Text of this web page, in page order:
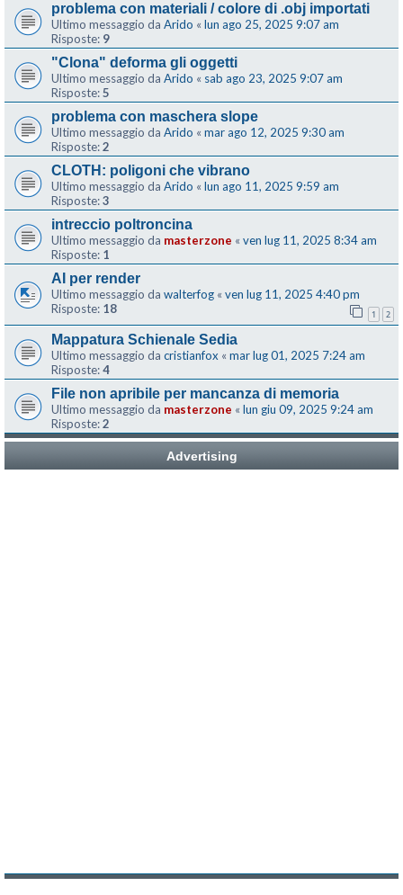
problema con materiali / colore di .obj importati
Ultimo messaggio da Arido « lun ago 25, 2025 9:07 am
Risposte: 9
"Clona" deforma gli oggetti
Ultimo messaggio da Arido « sab ago 23, 2025 9:07 am
Risposte:5
problema con maschera slope
Ultimo messaggio da Arido « mar ago 12, 2025 9:30 am
Risposte:2
CLOTH: poligoni che vibrano
Ultimo messaggio da Arido « lun ago 11, 2025 9:59 am
Risposte:3
intreccio poltroncina
Ultimo messaggio da masterzone « ven lug 11, 2025 8:34 am
Risposte: 1
AI per render
Ultimo messaggio da walterfog « ven lug 11, 2025 4:40 pm
Risposte: 18 1 2
Mappatura Schienale Sedia
Ultimo messaggio da cristianfox « mar lug 01, 2025 7:24 am
Risposte:4
File non apribile per mancanza di memoria
Ultimo messaggio da masterzone « lun giu 09, 2025 9:24 am
Risposte:2
Advertising